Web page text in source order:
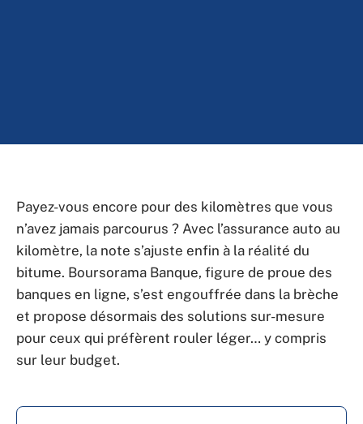
Payez-vous encore pour des kilomètres que vous
n’avez jamais parcourus ? Avec l’assurance auto au
kilomètre, la note s’ajuste enfin à la réalité du
bitume. Boursorama Banque, figure de proue des
banques en ligne, s’est engouffrée dans la brèche
et propose désormais des solutions sur-mesure
pour ceux qui préfèrent rouler léger… y compris
sur leur budget.